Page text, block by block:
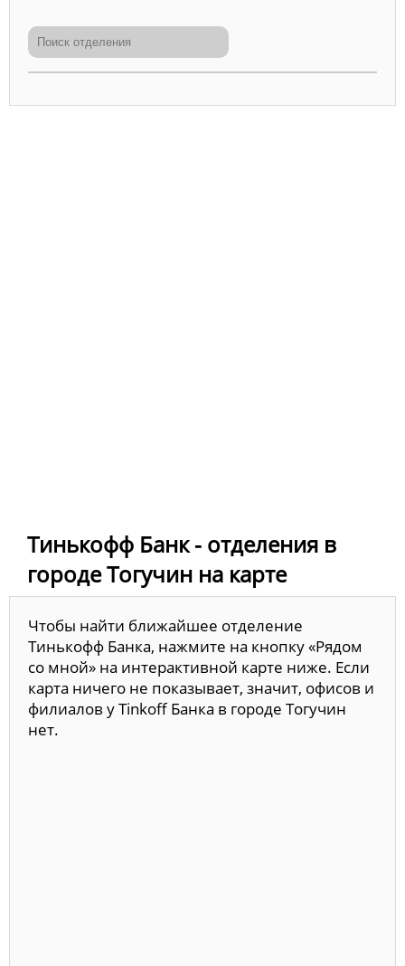
Тинькофф Банк - отделения в
городе Тогучин на карте
Чтобы найти ближайшее отделение
Тинькофф Банка, нажмите на кнопку «Рядом
со мной» на интерактивной карте ниже. Если
карта ничего не показывает, значит, офисов и
филиалов у Tinkoff Банка в городе Тогучин
нет.